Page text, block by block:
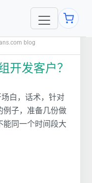
blog
开发客户？
白，话术，针对
例子，准备几份做
能同一个时间段大